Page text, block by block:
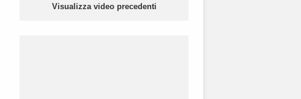
Visualizza video precedenti